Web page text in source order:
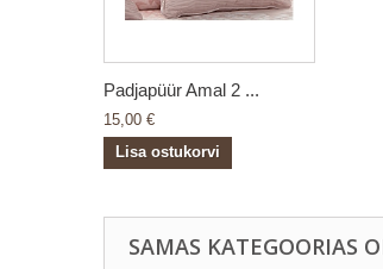
Padjapüür Amal 2 ...
15,00 €
Lisa ostukorvi
SAMAS KATEGOORIAS